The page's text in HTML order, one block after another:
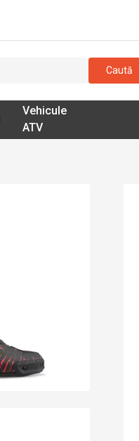
Caută
Vehicule
ATV